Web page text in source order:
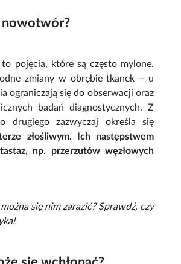
pojęcia, które są często mylone.
zmiany w obrębie tkanek – u
ograniczają się do obserwacji oraz
badań diagnostycznych. Z
drugiego zazwyczaj określa się
złośliwym. Ich następstwem
np. przerzutów węzłowych
się nim zarazić? Sprawdź, czy